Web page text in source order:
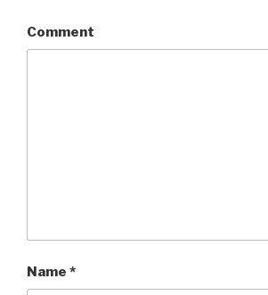
Comment
Name *